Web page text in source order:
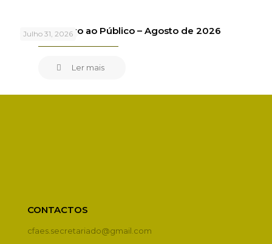
Julho 31, 2026
Atendimento ao Público – Agosto de 2026
Ler mais
CONTACTOS
cfaes.secretariado@gmail.com